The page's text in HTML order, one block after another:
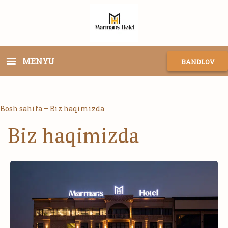
MENYU BANDLOV
Bosh sahifa – Biz haqimizda
Biz haqimizda